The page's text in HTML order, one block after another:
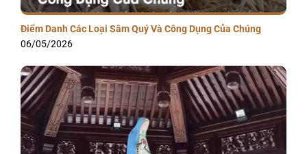
Điểm Danh Các Loại Sâm Quý Và Công Dụng Của Chúng
06/05/2026